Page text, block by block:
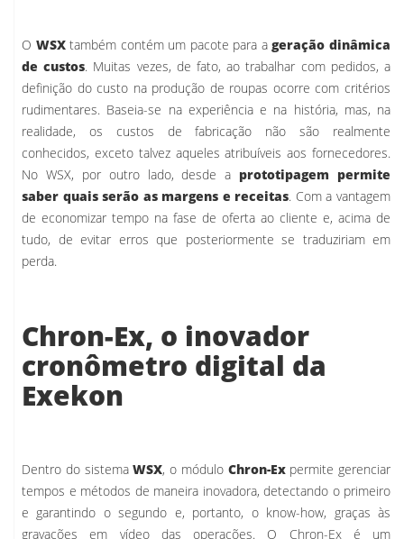
O WSXtambém contém um pacote para ageração dinâmica
de custos. Muitas vezes, de fato, ao trabalhar com pedidos, a
definição do custo na produção de roupas ocorre com critérios
rudimentares. Baseia-se na experiência e na história, mas, na
realidade, os custos de fabricação não são realmente
conhecidos, exceto talvez aqueles atribuíveis aos fornecedores.
No WSX, por outro lado, desde a prototipagem permite
saber quais serão as margens e receitas. Com a vantagem
de economizar tempo na fase de oferta ao cliente e, acima de
tudo, de evitar erros que posteriormente se traduziriam em
perda.
Chron-Ex, o inovador
cronômetro digital da
Exekon
Dentro do sistemaWSX, o módulo Chron-Expermite gerenciar
tempos e métodos de maneira inovadora, detectando o primeiro
e garantindo o segundo e, portanto, o know-how, graças às
gravações em vídeo das operações. O Chron-Ex é um